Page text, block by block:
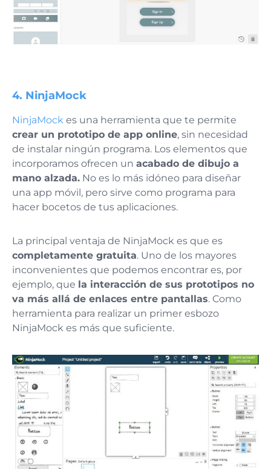
4. NinjaMock
NinjaMock es una herramienta que te permite
crear un prototipo de app online, sin necesidad
de instalar ningún programa. Los elementos que
incorporamos ofrecen un acabado de dibujo a
mano alzada. No es lo más idóneo para diseñar
una app móvil, pero sirve como programa para
hacer bocetos de tus aplicaciones.
La principal ventaja de NinjaMock es que es
completamente gratuita. Uno de los mayores
inconvenientes que podemos encontrar es, por
ejemplo, que la interacción de sus prototipos no
va más allá de enlaces entre pantallas. Como
herramienta para realizar un primer esbozo
NinjaMock es más que suficiente.